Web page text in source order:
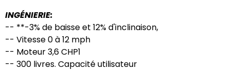
INGÉNIERIE:
-- **-3% de baisse et 12% d'inclinaison,
-- Vitesse 0 à 12 mph
-- Moteur 3,6 CHP1
-- 300 livres. Capacité utilisateur